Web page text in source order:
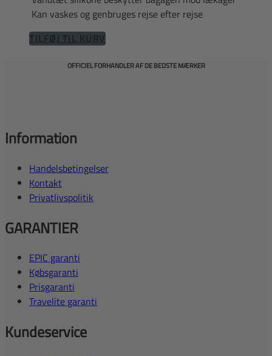
Kan vaskes og genbruges rejse efter rejse
TILFØJ TIL KURV
OFFICIEL FORHANDLER AF DE BEDSTE MÆRKER
Information
Handelsbetingelser
Kontakt
Privatlivspolitik
GARANTIER
EPIC garanti
Købsgaranti
Prisgaranti
Travelite garanti
Kundeservice